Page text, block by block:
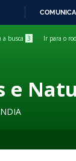
a busca 3 Ir para o
e